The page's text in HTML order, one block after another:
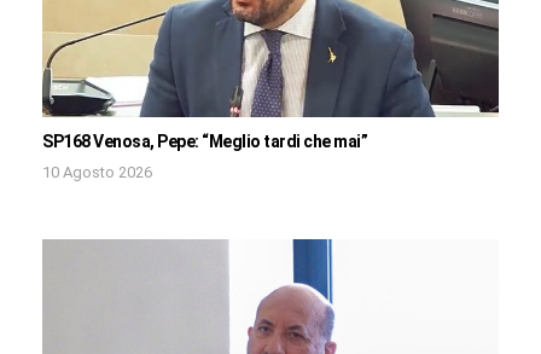
SP168 Venosa, Pepe: “Meglio tardi che mai”
10 Agosto 2026